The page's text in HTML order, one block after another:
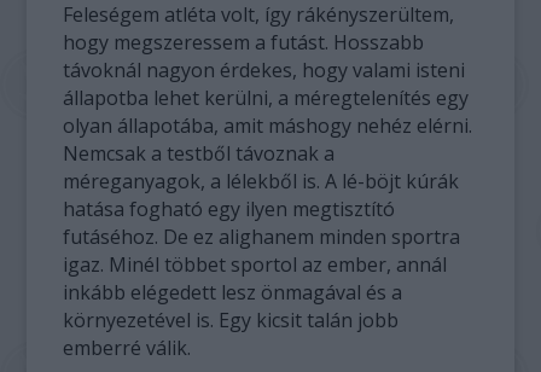
Feleségem atléta volt, így rákényszerültem,
hogy megszeressem a futást. Hosszabb
távoknál nagyon érdekes, hogy valami isteni
állapotba lehet kerülni, a méregtelenítés egy
olyan állapotába, amit máshogy nehéz elérni.
Nemcsak a testből távoznak a
méreganyagok, a lélekből is. A lé-böjt kúrák
hatása fogható egy ilyen megtisztító
futáséhoz. De ez alighanem minden sportra
igaz. Minél többet sportol az ember, annál
inkább elégedett lesz önmagával és a
környezetével is. Egy kicsit talán jobb
emberré válik.